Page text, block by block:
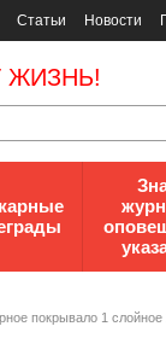
Статьи Новости
покрывало 1